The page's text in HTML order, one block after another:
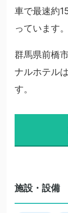
車で最速約
っています。
群馬県前橋
ナルホテル
す。
施設・設備